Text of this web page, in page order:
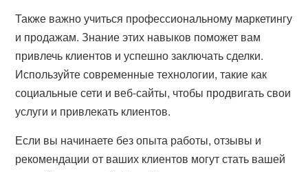
Также важно учиться профессиональному маркетингу
и продажам. Знание этих навыков поможет вам
привлечь клиентов и успешно заключать сделки.
Используйте современные технологии, такие как
социальные сети и веб-сайты, чтобы продвигать свои
услуги и привлекать клиентов.
Если вы начинаете без опыта работы, отзывы и
рекомендации от ваших клиентов могут стать вашей